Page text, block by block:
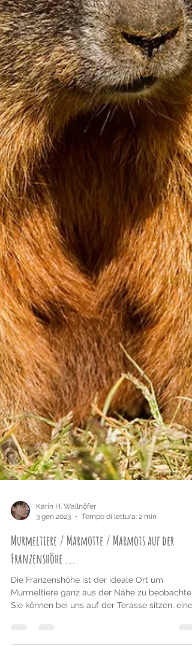
3 gen 2023
Tempo di lettura: 2 min
Murmeltiere / Marmotte / Marmots auf der
Franzenshöhe ...
Die Franzenshöhe ist der ideale Ort um